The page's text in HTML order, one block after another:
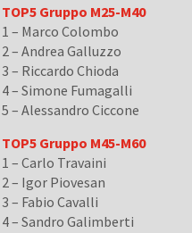
TOP5 Gruppo M25-M40
1 – Marco Colombo
2 – Andrea Galluzzo
3 – Riccardo Chioda
4 – Simone Fumagalli
5 – Alessandro Ciccone
TOP5 Gruppo M45-M60
1 – Carlo Travaini
2 – Igor Piovesan
3 – Fabio Cavalli
4 – Sandro Galimberti